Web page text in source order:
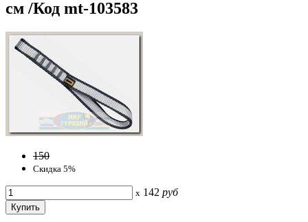
см /Код mt-103583
150
Скидка 5%
x 142 руб